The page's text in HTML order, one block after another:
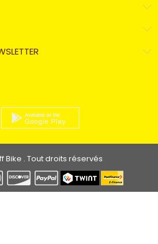
Bike . Tout droits réservés